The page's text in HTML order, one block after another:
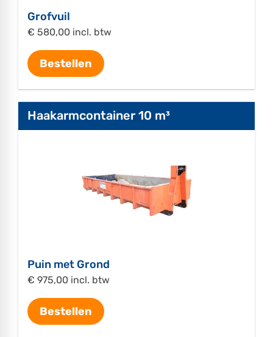
Grofvuil
€ 580,00 incl. btw
Bestellen
Haakarmcontainer 10 m³
Puin met Grond
€ 975,00 incl. btw
Bestellen